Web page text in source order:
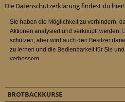
Die Datenschutzerklärung findest du hier!
BROTBACKKURSE